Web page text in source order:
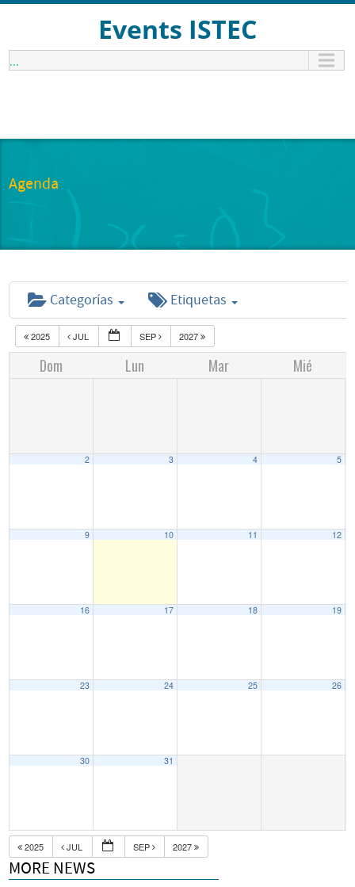
Events ISTEC
...
Agenda
Categorías Etiquetas
2025 JUL SEP 2027
Dom Lun Mar Mié
2 3 4 5
9 10 11 12
16 17 18 19
23 24 25 26
30 31
2025 JUL SEP 2027
MORE NEWS